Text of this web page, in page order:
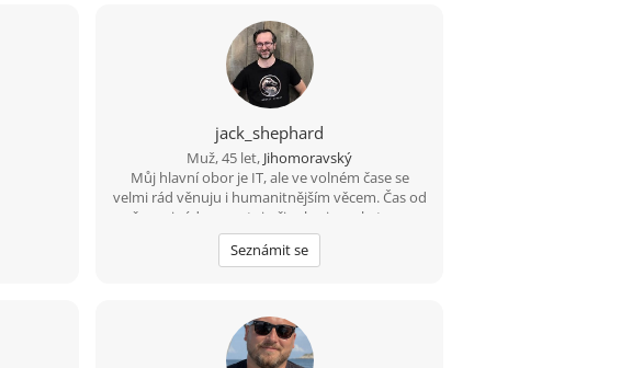
jack_shephard
Muž, 45 let, Jihomoravský
Můj hlavní obor je IT, ale ve volném čase se
velmi rád věnuju i humanitnějším věcem. Čas od
času si rád zasportuju či zahraju na kytaru.
Hledám někoho sympatického s trochou
rozhledu, aby jsme si měli o čem povídat. :)
Seznámit se